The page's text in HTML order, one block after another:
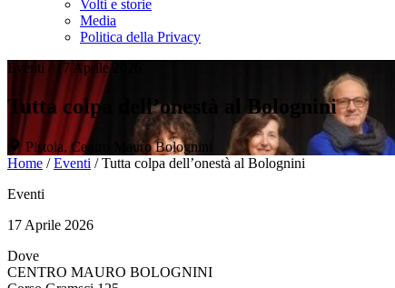
Volti e storie
Media
Politica della Privacy
Eventi / 17 Aprile 2026
Tutta colpa dell’onestà al Bolognini
Pistoia, Centro Mauro Bolognini
Home /Eventi /Tutta colpa dell’onestà al Bolognini
Eventi
17 Aprile 2026
Dove
CENTRO MAURO BOLOGNINI